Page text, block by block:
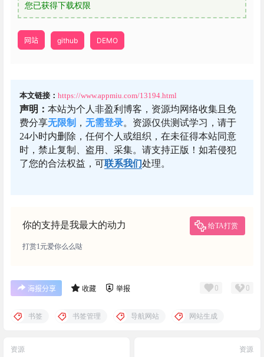
您已获得下载权限
网站 github DEMO
本文链接： https://www.appmiu.com/13194.html
声明： 本站为个人非盈利博客，资源均网络收集且免
费分享无限制 ， 无需登录。资源仅供测试学习，请于
24小时内删除，任何个人或组织，在未征得本站同意
时，禁止复制、盗用、采集。请支持正版！如若侵犯
了您的合法权益，可联系我们处理。
你的支持是我最大的动力 给TA打赏
打赏1元爱你么么哒
海报分享 收藏 举报 0 0
书签 书签管理 导航网站 网站生成
资源 资源